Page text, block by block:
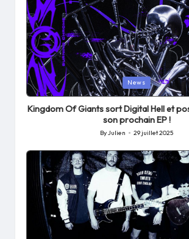
Posted
in
News
Kingdom Of Giants sort Digital Hell et
son prochain EP !
Posted
ByJulien 29 juillet 2025